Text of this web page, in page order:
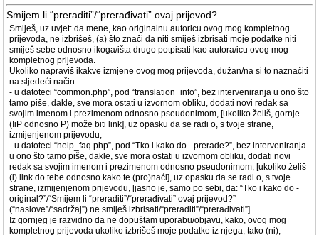
Smijem li “preraditi”/“prerađivati” ovaj prijevod?
Smiješ, uz uvjet: da mene, kao originalnu autoricu ovog mog kompletnog
prijevoda, ne izbrišeš, (a) što znači da niti smiješ izbrisati moje podatke niti
smiješ sebe odnosno ikoga/išta drugo potpisati kao autora/icu ovog mog
kompletnog prijevoda.
Ukoliko napraviš ikakve izmjene ovog mog prijevoda, dužan/na si to naznačiti
na sljedeći način:
- u datoteci “common.php”, pod “translation_info”, bez interveniranja u ono što
tamo piše, dakle, sve mora ostati u izvornom obliku, dodati novi redak sa
svojim imenom i prezimenom odnosno pseudonimom, [ukoliko želiš, gornje
(IiP odnosno P) može biti link], uz opasku da se radi o, s tvoje strane,
izmijenjenom prijevodu;
- u datoteci “help_faq.php”, pod “Tko i kako do - prerade?”, bez interveniranja
u ono što tamo piše, dakle, sve mora ostati u izvornom obliku, dodati novi
redak sa svojim imenom i prezimenom odnosno pseudonimom, [ukoliko želiš
(i) link do tebe odnosno kako te (pro)naći], uz opasku da se radi o, s tvoje
strane, izmijenjenom prijevodu, [jasno je, samo po sebi, da: “Tko i kako do -
original?”/“Smijem li “preraditi”/“prerađivati” ovaj prijevod?”
(“naslove”/“sadržaj”) ne smiješ izbrisati/“preraditi”/“prerađivati”].
Iz gornjeg je razvidno da ne dopuštam uporabu/objavu, kako, ovog mog
kompletnog prijevoda ukoliko izbrišeš moje podatke iz njega, tako (ni),